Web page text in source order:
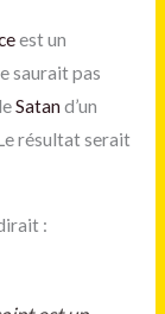
est un
saurait pas
Satand’un
résultat serait
: